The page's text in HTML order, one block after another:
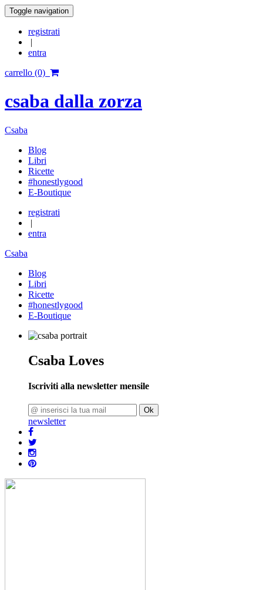
Toggle navigation
registrati
|
entra
carrello (0)
csaba dalla zorza
Csaba
Blog
Libri
Ricette
#honestlygood
E-Boutique
registrati
|
entra
Csaba
Blog
Libri
Ricette
#honestlygood
E-Boutique
Csaba Loves
Iscriviti alla newsletter mensile
Ok
newsletter